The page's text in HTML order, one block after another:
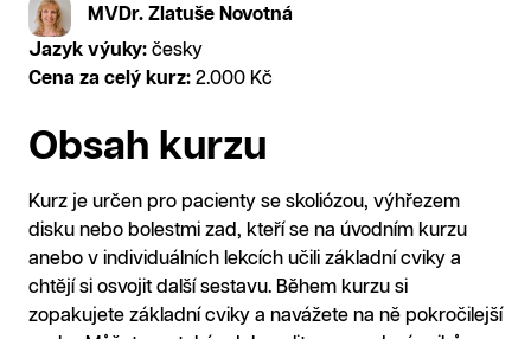
MVDr. Zlatuše Novotná
Jazyk výuky: česky
Cena za celý kurz: 2.000 Kč
Obsah kurzu
Kurz je určen pro pacienty se skoliózou, výhřezem
disku nebo bolestmi zad, kteří se na úvodním kurzu
anebo v individuálních lekcích učili základní cviky a
chtějí si osvojit další sestavu. Během kurzu si
zopakujete základní cviky a navážete na ně pokročilejší